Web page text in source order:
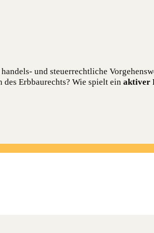
und steu­er­recht­li­che
Erb­bau­rechts? Wie spielt ein akti­ver